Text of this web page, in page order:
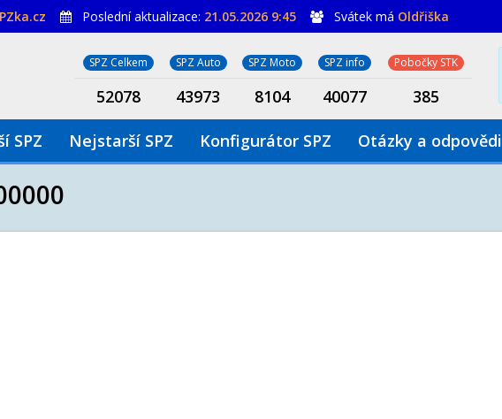
Poslední aktualizace: 21.05.2026 9:45 Svátek má Oldřiška
SPZ Celkem SPZ Auto SPZ Moto SPZ info Pobočky STK
52078 43973 8104 40077 385
SPZ Nejstarší SPZ Konfigurátor SPZ Otázky a odpovědi